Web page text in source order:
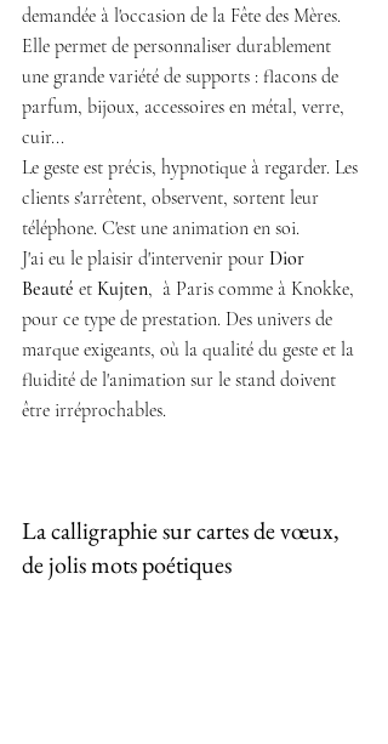
demandée à l'occasion de la Fête des Mères.
Elle permet de personnaliser durablement
une grande variété de supports : flacons de
parfum, bijoux, accessoires en métal, verre,
cuir...
Le geste est précis, hypnotique à regarder. Les
clients s'arrêtent, observent, sortent leur
téléphone. C'est une animation en soi.
J'ai eu le plaisir d'intervenir pour Dior
Beauté et Kujten,  à Paris comme à Knokke,
pour ce type de prestation. Des univers de
marque exigeants, où la qualité du geste et la
fluidité de l'animation sur le stand doivent
être irréprochables.
La calligraphie sur cartes de vœux,
de jolis mots poétiques